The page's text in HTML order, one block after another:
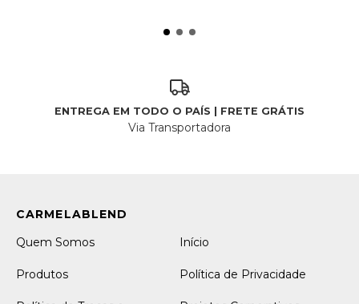
ENTREGA EM TODO O PAÍS | FRETE GRÁTIS
Via Transportadora
Quem Somos Início
Produtos Política de Privacidade